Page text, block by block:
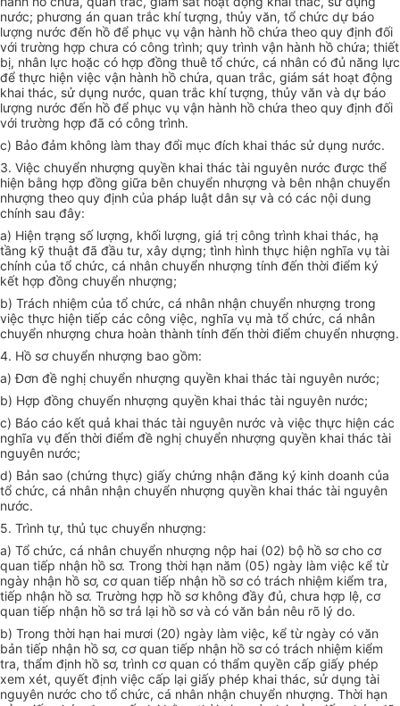
nước; phương án quan trắc khí tượng, thủy văn, tổ chức dự báo
lượng nước đến hồ để phục vụ vận hành hồ chứa theo quy định đối
với trường hợp chưa có công trình; quy trình vận hành hồ chứa; thiết
bị, nhân lực hoặc có hợp đồng thuê tổ chức, cá nhân có đủ năng lực
để thực hiện việc vận hành hồ chứa, quan trắc, giám sát hoạt động
khai thác, sử dụng nước, quan trắc khí tượng, thủy văn và dự báo
lượng nước đến hồ để phục vụ vận hành hồ chứa theo quy định đối
với trường hợp đã có công trình.
c) Bảo đảm không làm thay đổi mục đích khai thác sử dụng nước.
3. Việc chuyển nhượng quyền khai thác tài nguyên nước được thể
hiện bằng hợp đồng giữa bên chuyển nhượng và bên nhận chuyển
nhượng theo quy định của pháp luật dân sự và có các nội dung
chính sau đây:
a) Hiện trạng số lượng, khối lượng, giá trị công trình khai thác, hạ
tầng kỹ thuật đã đầu tư, xây dựng; tình hình thực hiện nghĩa vụ tài
chính của tổ chức, cá nhân chuyển nhượng tính đến thời điểm ký
kết hợp đồng chuyển nhượng;
b) Trách nhiệm của tổ chức, cá nhân nhận chuyển nhượng trong
việc thực hiện tiếp các công việc, nghĩa vụ mà tổ chức, cá nhân
chuyển nhượng chưa hoàn thành tính đến thời điểm chuyển nhượng.
4. Hồ sơ chuyển nhượng bao gồm:
a) Đơn đề nghị chuyển nhượng quyền khai thác tài nguyên nước;
b) Hợp đồng chuyển nhượng quyền khai thác tài nguyên nước;
c) Báo cáo kết quả khai thác tài nguyên nước và việc thực hiện các
nghĩa vụ đến thời điểm đề nghị chuyển nhượng quyền khai thác tài
nguyên nước;
d) Bản sao (chứng thực) giấy chứng nhận đăng ký kinh doanh của
tổ chức, cá nhân nhận chuyển nhượng quyền khai thác tài nguyên
nước.
5. Trình tự, thủ tục chuyển nhượng:
a) Tổ chức, cá nhân chuyển nhượng nộp hai (02) bộ hồ sơ cho cơ
quan tiếp nhận hồ sơ. Trong thời hạn năm (05) ngày làm việc kể từ
ngày nhận hồ sơ, cơ quan tiếp nhận hồ sơ có trách nhiệm kiểm tra,
tiếp nhận hồ sơ. Trường hợp hồ sơ không đầy đủ, chưa hợp lệ, cơ
quan tiếp nhận hồ sơ trả lại hồ sơ và có văn bản nêu rõ lý do.
b) Trong thời hạn hai mươi (20) ngày làm việc, kể từ ngày có văn
bản tiếp nhận hồ sơ, cơ quan tiếp nhận hồ sơ có trách nhiệm kiểm
tra, thẩm định hồ sơ, trình cơ quan có thẩm quyền cấp giấy phép
xem xét, quyết định việc cấp lại giấy phép khai thác, sử dụng tài
nguyên nước cho tổ chức, cá nhân nhận chuyển nhượng. Thời hạn